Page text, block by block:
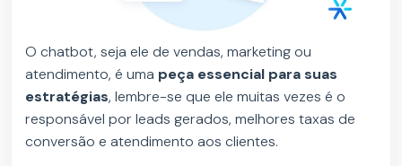
O chatbot, seja ele de vendas, marketing ou
atendimento, é uma peça essencial para suas
estratégias, lembre-se que ele muitas vezes é o
responsável por leads gerados, melhores taxas de
conversão e atendimento aos clientes.